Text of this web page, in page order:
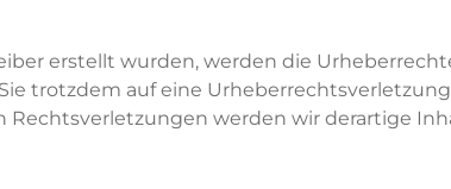
erstellt wurden, werden die
trotzdem auf eine
werden wir derartige